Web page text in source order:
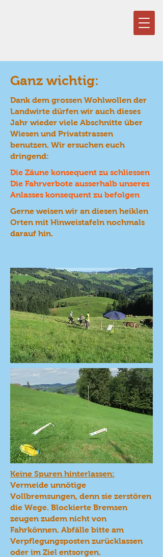
Ganz wichtig:
Dank dem grossen Wohlwollen der
Landwirte dürfen wir auch dieses
Jahr wieder viele Abschnitte über
Wiesen und Privatstrassen
benutzen. Wir ersuchen euch
dringend:
Die Zäune konsequent zu schliessen
Die Fahrverbote ausserhalb unseres
Anlasses konsequent zu befolgen
Gerne weisen wir an diesen heiklen
Orten mit Hinweistafeln nochmals
darauf hin.
Keine Spuren hinterlassen:
Vermeide unnötige
Vollbremsungen, denn sie zerstören
die Wege. Blockierte Bremsen
zeugen zudem nicht von
Fahrkönnen. Abfälle bitte am
Verpflegungsposten zurücklassen
oder im Ziel entsorgen.